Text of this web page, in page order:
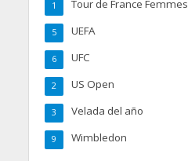
Tour de France Femmes
1
UEFA
5
UFC
6
US Open
2
Velada del año
3
Wimbledon
9